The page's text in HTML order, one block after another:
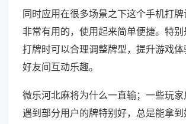
同时应用在很多场景之下这个手机打
非常有用的，使用起来简单便捷。特
打牌时可以合理调整牌型，提升游戏
好友间互动乐趣。
微乐河北麻将为什么一直输；一些玩
遇到部分用户的牌特别好，总是能拿